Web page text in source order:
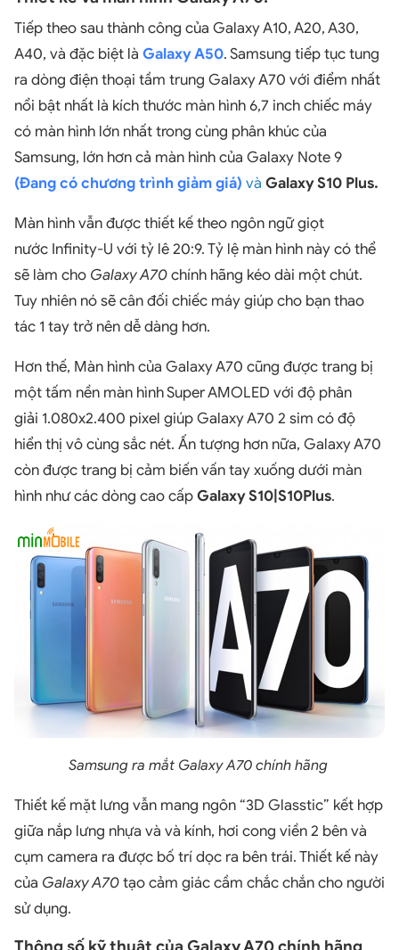
Tiếp theo sau thành công của Galaxy A10, A20, A30,
A40, và đặc biệt là Galaxy A50. Samsung tiếp tục tung
ra dòng điện thoại tầm trung Galaxy A70 với điểm nhất
nổi bật nhất là kích thước màn hình 6,7 inch chiếc máy
có màn hình lớn nhất trong cùng phân khúc của
Samsung, lớn hơn cả màn hình của Galaxy Note 9
(Đang có chương trình giảm giá) và Galaxy S10 Plus.
Màn hình vẫn được thiết kế theo ngôn ngữ giọt
nước Infinity-U với tỷ lê 20:9. Tỷ lệ màn hình này có thể
sẽ làm cho Galaxy A70chính hãng kéo dài một chút.
Tuy nhiên nó sẽ cân đối chiếc máy giúp cho bạn thao
tác 1 tay trở nên dễ dàng hơn.
Hơn thế, Màn hình của Galaxy A70 cũng được trang bị
một tấm nền màn hình Super AMOLED với độ phân
giải 1.080x2.400 pixel giúp Galaxy A70 2 sim có độ
hiển thị vô cùng sắc nét. Ấn tượng hơn nữa, Galaxy A70
còn được trang bị cảm biến vấn tay xuống dưới màn
hình như các dòng cao cấpGalaxy S10|S10Plus.
Samsung ra mắt Galaxy A70 chính hãng
Thiết kế mặt lưng vẫn mang ngôn “3D Glasstic” kết hợp
giữa nắp lưng nhựa và và kính, hơi cong viền 2 bên và
cụm camera ra được bố trí dọc ra bên trái. Thiết kế này
của Galaxy A70tạo cảm giác cầm chắc chắn cho người
sử dụng.
Thông số kỹ thuật của Galaxy A70 chính hãng